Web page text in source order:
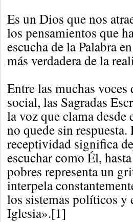
Es un Dios que nos
los pensamientos que
escucha de la Palabra
más verdadera de la
Entre las muchas
social, las Sagradas
la voz que clama
no quede sin
receptividad significa
escuchar como Él,
pobres representa un
interpela
los sistemas políticos y
Iglesia».[1]